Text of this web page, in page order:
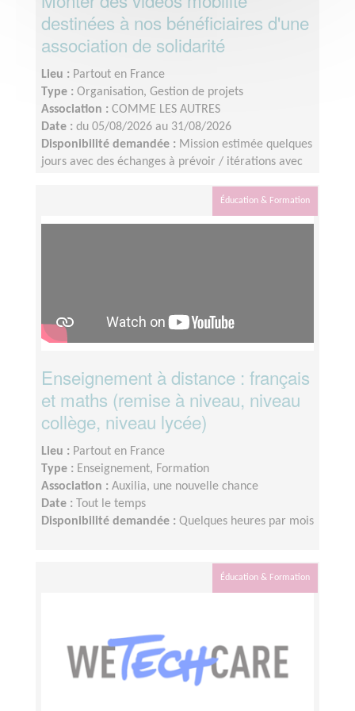
destinées à nos bénéficiaires d'une
association de solidarité
Lieu : Partout en France
Type : Organisation, Gestion de projets
Association : COMME LES AUTRES
Date : du 05/08/2026 au 31/08/2026
Disponibilité demandée : Mission estimée quelques
jours avec des échanges à prévoir / itérations avec
2026Identification du profil : idéalement avant le 10
juillet 2026Montage : à finaliser d’ici la fin août
Éducation & Formation
Enseignement à distance : français
et maths (remise à niveau, niveau
collège, niveau lycée)
Lieu : Partout en France
Type : Enseignement, Formation
Association : Auxilia, une nouvelle chance
Date :
Tout le temps
Disponibilité demandée : Quelques heures par mois
Éducation & Formation